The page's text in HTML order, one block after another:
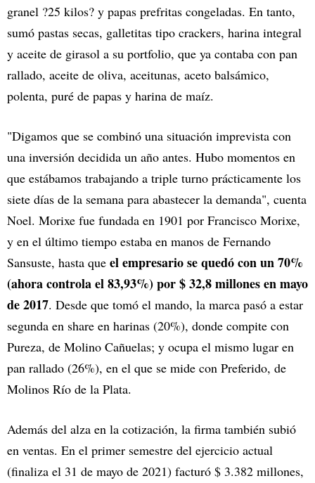
granel ?25 kilos? y papas prefritas congeladas. En tanto,
sumó pastas secas, galletitas tipo crackers, harina integral
y aceite de girasol a su portfolio, que ya contaba con pan
rallado, aceite de oliva, aceitunas, aceto balsámico,
polenta, puré de papas y harina de maíz.
"Digamos que se combinó una situación imprevista con
una inversión decidida un año antes. Hubo momentos en
que estábamos trabajando a triple turno prácticamente los
siete días de la semana para abastecer la demanda", cuenta
Noel. Morixe fue fundada en 1901 por Francisco Morixe,
y en el último tiempo estaba en manos de Fernando
Sansuste, hasta que el empresario se quedó con un 70%
(ahora controla el 83,93%) por $ 32,8 millones en mayo
de 2017. Desde que tomó el mando, la marca pasó a estar
segunda en share en harinas (20%), donde compite con
Pureza, de Molino Cañuelas; y ocupa el mismo lugar en
pan rallado (26%), en el que se mide con Preferido, de
Molinos Río de la Plata.
Además del alza en la cotización, la firma también subió
en ventas. En el primer semestre del ejercicio actual
(finaliza el 31 de mayo de 2021) facturó $ 3.382 millones,